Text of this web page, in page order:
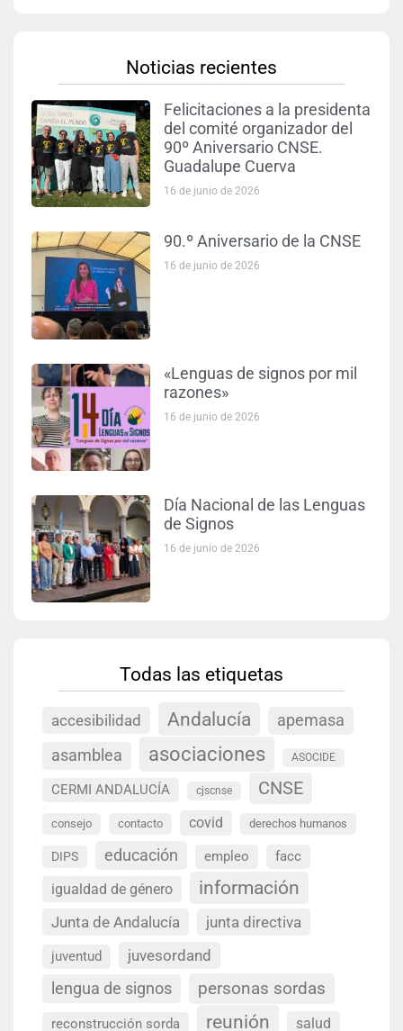
Noticias recientes
Felicitaciones a la presidenta
del comité organizador del
90º Aniversario CNSE.
Guadalupe Cuerva
16 de junio de 2026
90.º Aniversario de la CNSE
16 de junio de 2026
«Lenguas de signos por mil
razones»
16 de junio de 2026
Día Nacional de las Lenguas
de Signos
16 de junio de 2026
Todas las etiquetas
accesibilidad Andalucía
apemasa
asamblea
asociaciones ASOCIDE
CERMI ANDALUCÍA cjscnse CNSE
consejo contacto covid derechos humanos
DIPS educación empleo facc
igualdad de género información
Junta de Andalucía junta directiva
juventud juvesordand
lengua de signos personas sordas
reconstrucción sorda reunión salud